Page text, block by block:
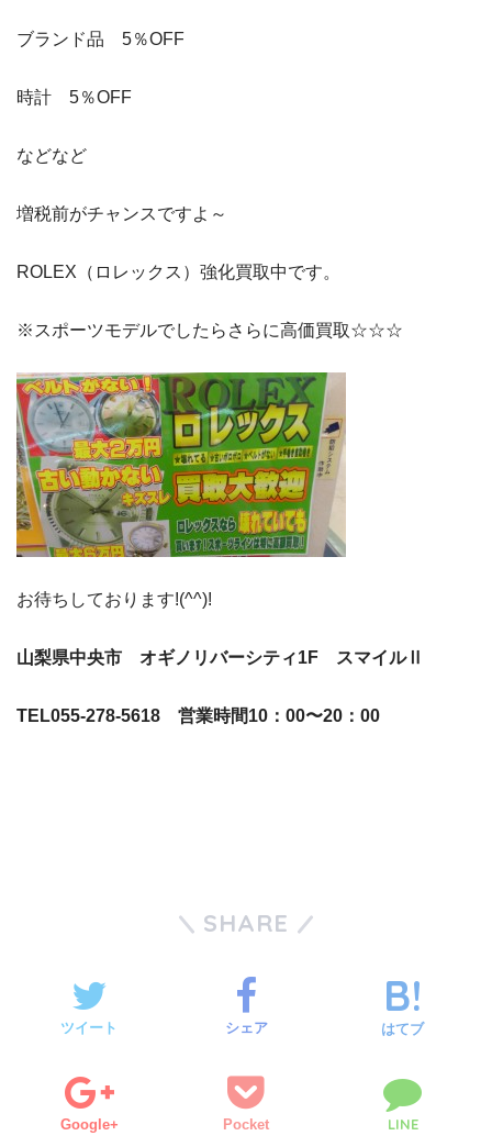
ブランド品 5％OFF
時計 5％OFF
などなど
増税前がチャンスですよ～
ROLEX（ロレックス）強化買取中です。
※スポーツモデルでしたらさらに高価買取☆☆☆
お待ちしております!(^^)!
山梨県中央市 オギノリバーシティ1F スマイルⅡ
TEL055-278-5618 営業時間10：00〜20：00
SHARE
ツイート シェア はてブ
Google+ Pocket LINE